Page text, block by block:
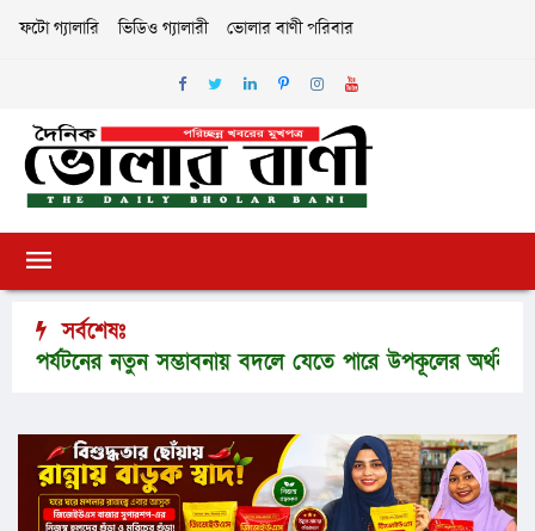
ফটো গ্যালারি ভিডিও গ্যালারী ভোলার বাণী পরিবার
সর্বশেষঃ
নতুন সম্ভাবনায় বদলে যেতে পারে উপকূলের অর্থনীতি